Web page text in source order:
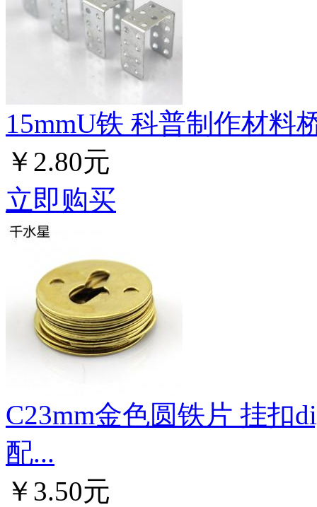
15mmU铁 科普制作材料
￥2.80元
立即购买
C23mm金色圆铁片 挂扣
配...
￥3.50元